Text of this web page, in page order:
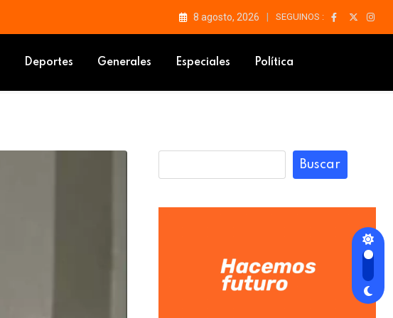
8 agosto, 2026 SEGUINOS :
Deportes Generales Especiales Política
Buscar